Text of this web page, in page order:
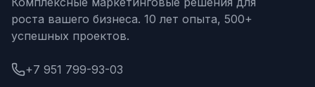
роста вашего бизнеса. 10 лет опыта, 500+
успешных проектов.
+7 951 799-93-03